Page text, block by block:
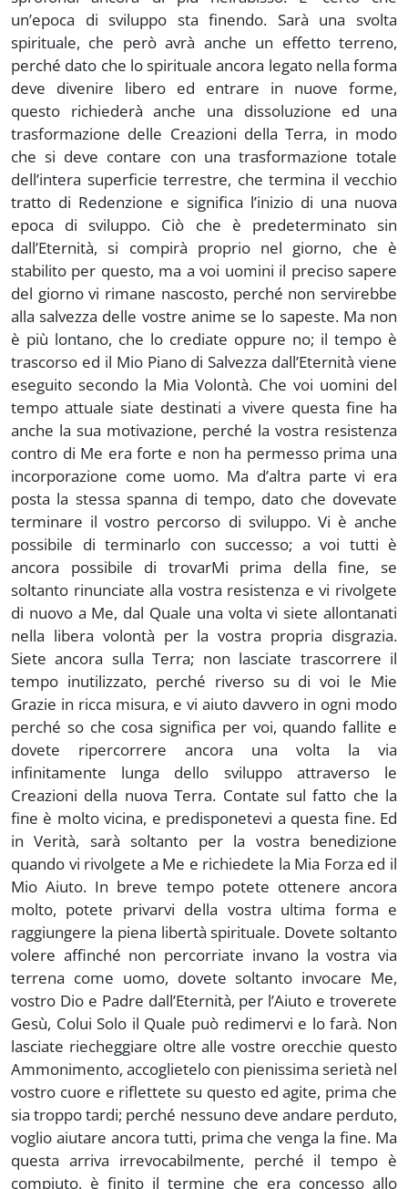
un’epoca di sviluppo sta finendo. Sarà una svolta
spirituale, che però avrà anche un effetto terreno,
perché dato che lo spirituale ancora legato nella forma
deve divenire libero ed entrare in nuove forme,
questo richiederà anche una dissoluzione ed una
trasformazione delle Creazioni della Terra, in modo
che si deve contare con una trasformazione totale
dell’intera superficie terrestre, che termina il vecchio
tratto di Redenzione e significa l’inizio di una nuova
epoca di sviluppo. Ciò che è predeterminato sin
dall’Eternità, si compirà proprio nel giorno, che è
stabilito per questo, ma a voi uomini il preciso sapere
del giorno vi rimane nascosto, perché non servirebbe
alla salvezza delle vostre anime se lo sapeste. Ma non
è più lontano, che lo crediate oppure no; il tempo è
trascorso ed il Mio Piano di Salvezza dall’Eternità viene
eseguito secondo la Mia Volontà. Che voi uomini del
tempo attuale siate destinati a vivere questa fine ha
anche la sua motivazione, perché la vostra resistenza
contro di Me era forte e non ha permesso prima una
incorporazione come uomo. Ma d’altra parte vi era
posta la stessa spanna di tempo, dato che dovevate
terminare il vostro percorso di sviluppo. Vi è anche
possibile di terminarlo con successo; a voi tutti è
ancora possibile di trovarMi prima della fine, se
soltanto rinunciate alla vostra resistenza e vi rivolgete
di nuovo a Me, dal Quale una volta vi siete allontanati
nella libera volontà per la vostra propria disgrazia.
Siete ancora sulla Terra; non lasciate trascorrere il
tempo inutilizzato, perché riverso su di voi le Mie
Grazie in ricca misura, e vi aiuto davvero in ogni modo
perché so che cosa significa per voi, quando fallite e
dovete ripercorrere ancora una volta la via
infinitamente lunga dello sviluppo attraverso le
Creazioni della nuova Terra. Contate sul fatto che la
fine è molto vicina, e predisponetevi a questa fine. Ed
in Verità, sarà soltanto per la vostra benedizione
quando vi rivolgete a Me e richiedete la Mia Forza ed il
Mio Aiuto. In breve tempo potete ottenere ancora
molto, potete privarvi della vostra ultima forma e
raggiungere la piena libertà spirituale. Dovete soltanto
volere affinché non percorriate invano la vostra via
terrena come uomo, dovete soltanto invocare Me,
vostro Dio e Padre dall’Eternità, per l’Aiuto e troverete
Gesù, Colui Solo il Quale può redimervi e lo farà. Non
lasciate riecheggiare oltre alle vostre orecchie questo
Ammonimento, accoglietelo con pienissima serietà nel
vostro cuore e riflettete su questo ed agite, prima che
sia troppo tardi; perché nessuno deve andare perduto,
voglio aiutare ancora tutti, prima che venga la fine. Ma
questa arriva irrevocabilmente, perché il tempo è
compiuto, è finito il termine che era concesso allo